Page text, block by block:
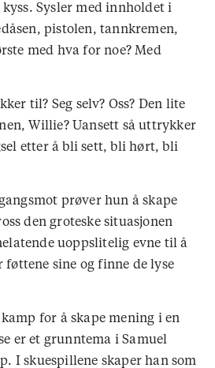
Sysler med innholdet i
pistolen, tannkremen,
med hva for noe? Med
til? Seg selv? Oss? Den lite
Willie? Uansett så uttrykker
etter å bli sett, bli hørt, bli
prøver hun å skape
den groteske situasjonen
uoppslitelig evne til å
føttene sine og finne de lyse
for å skape mening i en
er et grunntema i Samuel
I skuespillene skaper han som